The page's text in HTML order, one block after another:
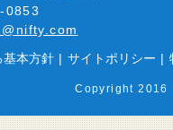
基本方針 | サイトポリシー |
Copyright 2016